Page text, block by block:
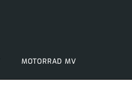
MOTORRAD MV